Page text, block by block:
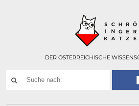
DER ÖSTERREICHISCHE
SUCHE